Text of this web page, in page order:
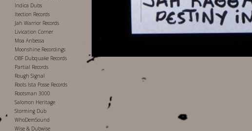
Indica Dubs
Itection Records
Jah Warrior Records
Livication Corner
Moa Anbessa
Moonshine Recordings
OBF Dubquake Records
Partial Records
Rough Signal
Roots Ista Posse Records
Rootsman 3000
Salomon Heritage
Storming Dub
WhoDemSound
Wise & Dubwise